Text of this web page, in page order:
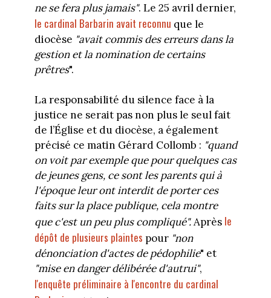
ne se fera plus jamais". Le 25 avril dernier,
le cardinal Barbarin avait reconnu que le
diocèse "avait commis des erreurs dans la
gestion et la nomination de certains
prêtres".
La responsabilité du silence face à la
justice ne serait pas non plus le seul fait
de l’Église et du diocèse, a également
précisé ce matin Gérard Collomb : "quand
on voit par exemple que pour quelques cas
de jeunes gens, ce sont les parents qui à
l'époque leur ont interdit de porter ces
faits sur la place publique, cela montre
que c'est un peu plus compliqué".Après le
dépôt de plusieurs plaintes pour "non
dénonciation d'actes de pédophilie" et
"mise en danger délibérée d'autrui",
l'enquête préliminaire à l'encontre du cardinal